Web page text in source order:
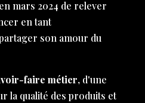
mars 2024 de relever
en tant
son amour du
faire métier, d'une
la qualité des produits et